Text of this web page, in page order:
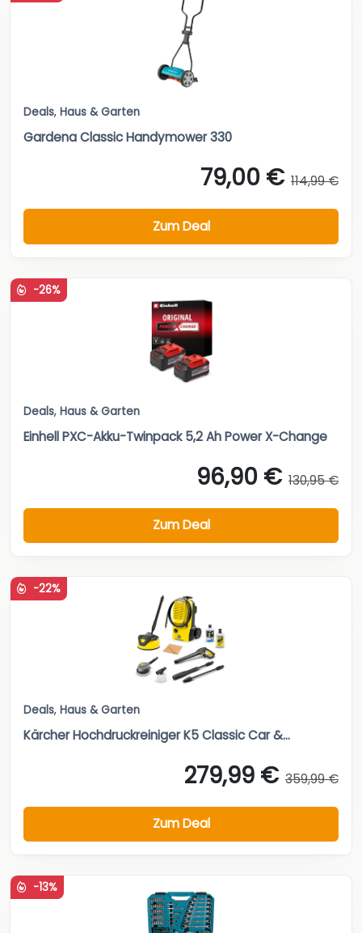
Deals, Haus & Garten
Gardena Classic Handymower 330
79,00 € 114,99 €
Zum Deal
-26%
Deals, Haus & Garten
Einhell PXC-Akku-Twinpack 5,2 Ah Power X-Change
96,90 € 130,95 €
Zum Deal
-22%
Deals, Haus & Garten
Kärcher Hochdruckreiniger K5 Classic Car &...
279,99 € 359,99 €
Zum Deal
-13%